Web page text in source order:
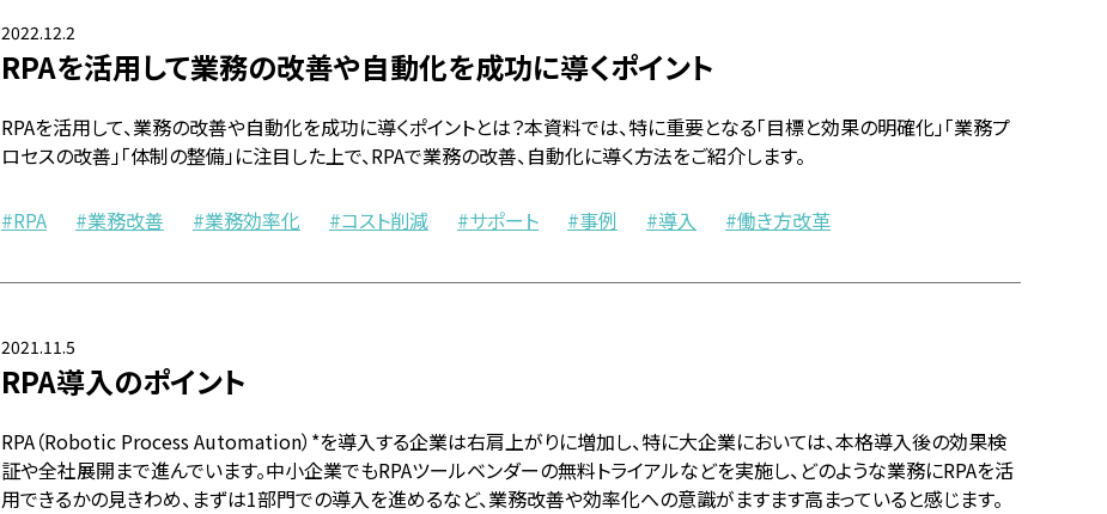
2022.12.2
RPAを活用して業務の改善や自動化を成功に導くポイント
RPAを活用して、業務の改善や自動化を成功に導くポイントとは？本資料では、特に重要となる「目標と効果の明確化」「業務プ
ロセスの改善」「体制の整備」に注目した上で、RPAで業務の改善、自動化に導く方法をご紹介します。
RPA 業務改善 業務効率化 コスト削減 サポート 事例 導入 働き方改革
2021.11.5
RPA導入のポイント
RPA（Robotic Process Automation）*を導入する企業は右肩上がりに増加し、特に大企業においては、本格導入後の効果検
証や全社展開まで進んでいます。中小企業でもRPAツールベンダーの無料トライアルなどを実施し、どのような業務にRPAを活
用できるかの見きわめ、まずは1部門での導入を進めるなど、業務改善や効率化への意識がますます高まっていると感じます。